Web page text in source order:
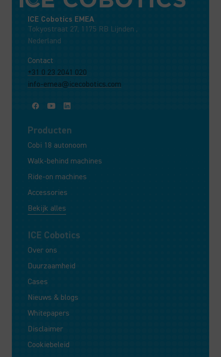
ICE Cobotics EMEA
Tokyostraat 27, 1175 RB Lijnden ,
Nederland
Contact
+31 0 23 2041 020
info-emea@icecobotics.com
Producten
Cobi 18 autonoom
Walk-behind machines
Ride-on machines
Accessories
Bekijk alles
ICE Cobotics
Over ons
Duurzaamheid
Cases
Nieuws & blogs
Whitepapers
Disclaimer
Cookiebeleid